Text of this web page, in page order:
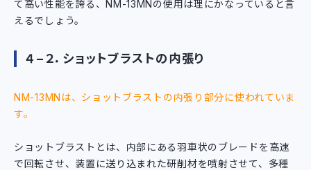
て高い性能を誇る、NM-13MNの使用は理にかなっていると言
えるでしょう。
４−２．ショットブラストの内張り
NM-13MNは、ショットブラストの内張り部分に使われていま
す。
ショットブラストとは、内部にある羽車状のブレードを高速
で回転させ、装置に送り込まれた研削材を噴射させて、多種